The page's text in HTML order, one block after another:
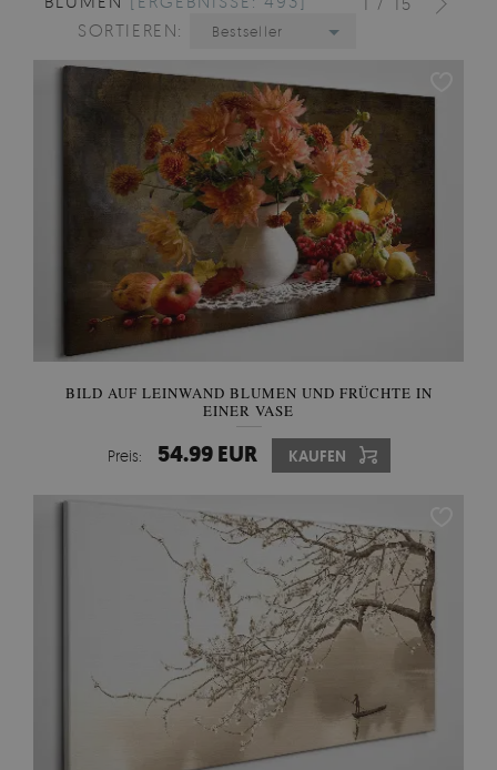
SORTIEREN:
Bestseller
BILD AUF LEINWAND BLUMEN UND FRÜCHTE IN
EINER VASE
Preis: 54.99 EUR KAUFEN